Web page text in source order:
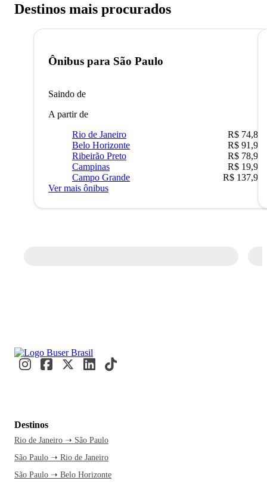
Destinos mais procurados
Ônibus para São Paulo
Saindo de
A partir de
Rio de Janeiro
R$ 74,80
Belo Horizonte
R$ 91,90
Ribeirão Preto
R$ 78,90
Campinas
R$ 19,90
Campo Grande
R$ 137,90
Ver mais ônibus
Destinos
Rio de Janeiro ➝ São Paulo
São Paulo ➝ Rio de Janeiro
São Paulo ➝ Belo Horizonte